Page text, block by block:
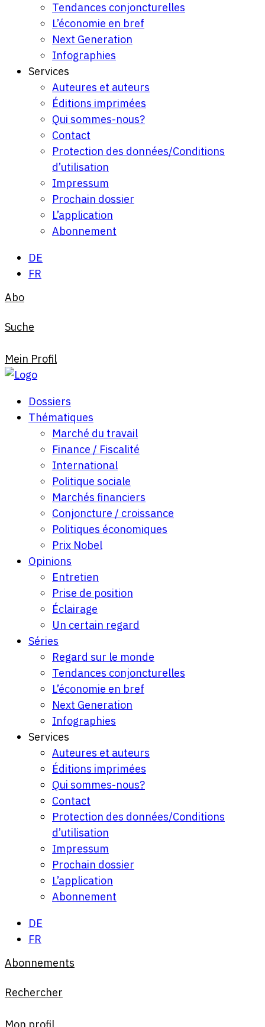
Tendances conjoncturelles
L’économie en bref
Next Generation
Infographies
Services
Auteures et auteurs
Éditions imprimées
Qui sommes-nous?
Contact
Protection des données/Conditions
d’utilisation
Impressum
Prochain dossier
L’application
Abonnement
DE
FR
Abo
Suche
Mein Profil
Dossiers
Thématiques
Marché du travail
Finance / Fiscalité
International
Politique sociale
Marchés financiers
Conjoncture / croissance
Politiques économiques
Prix Nobel
Opinions
Entretien
Prise de position
Éclairage
Un certain regard
Séries
Regard sur le monde
Tendances conjoncturelles
L’économie en bref
Next Generation
Infographies
Services
Auteures et auteurs
Éditions imprimées
Qui sommes-nous?
Contact
Protection des données/Conditions
d’utilisation
Impressum
Prochain dossier
L’application
Abonnement
DE
FR
Abonnements
Rechercher